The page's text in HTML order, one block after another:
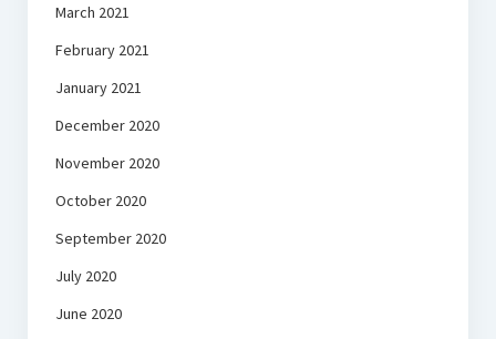
March 2021
February 2021
January 2021
December 2020
November 2020
October 2020
September 2020
July 2020
June 2020